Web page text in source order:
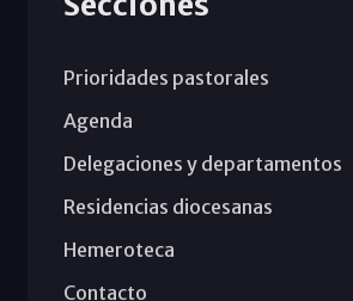
Prioridades pastorales
Agenda
Delegaciones y departamentos
Residencias diocesanas
Hemeroteca
Contacto